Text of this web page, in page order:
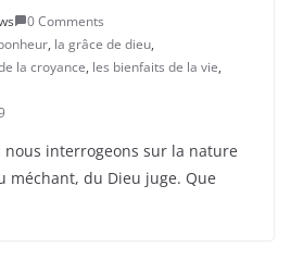
0 Comments
, la grâce de dieu,
la croyance, les bienfaits de la vie,
nous interrogeons sur la nature
méchant, du Dieu juge. Que